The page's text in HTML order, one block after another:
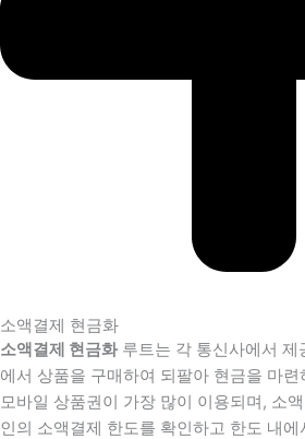
소액결제 현금화
소액결제 현금화루트는 각 통신사에서 제
에서 상품을 구매하여 되팔아 현금을 마
모바일 상품권이 가장 많이 이용되며, 소
인의 소액결제 한도를 확인하고 한도 내에